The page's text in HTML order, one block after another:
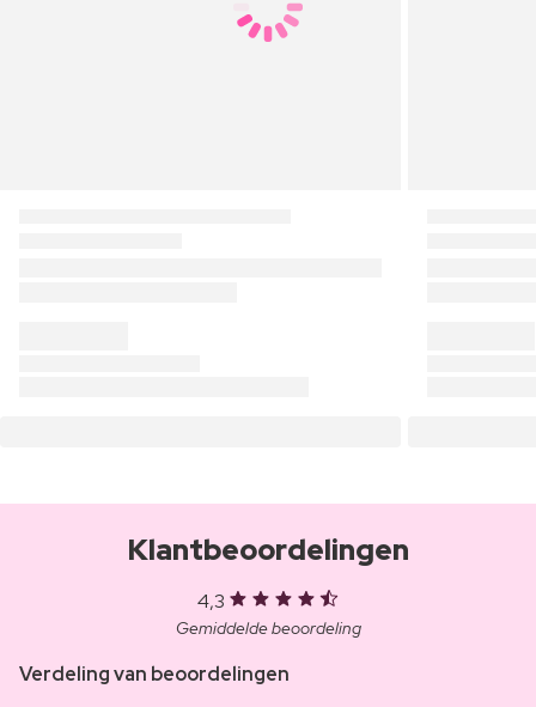
Klantbeoordelingen
4,3
Gemiddelde beoordeling
Verdeling van beoordelingen